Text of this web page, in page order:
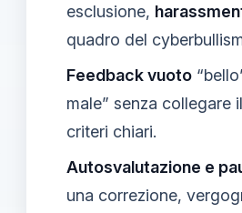
esclusione,
quadro del
Feedback vuoto
male” senza collegare
criteri chiari.
Autosvalutazione e
una correzione,